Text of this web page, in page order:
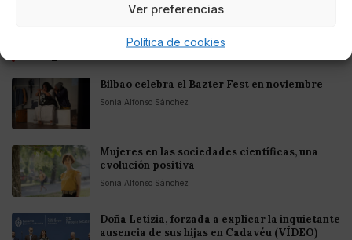
Ver preferencias
Política de cookies
Te puede interesar
Bilbao celebra el Bazter Fest en noviembre
Sonia Alfonso Sánchez
Mujeres en las sociedades científicas, una
evolución positiva
Sonia Alfonso Sánchez
Doña Letizia, forzada a explicar la inquietante
ausencia de sus hijas en Cadavéu (VÍDEO)